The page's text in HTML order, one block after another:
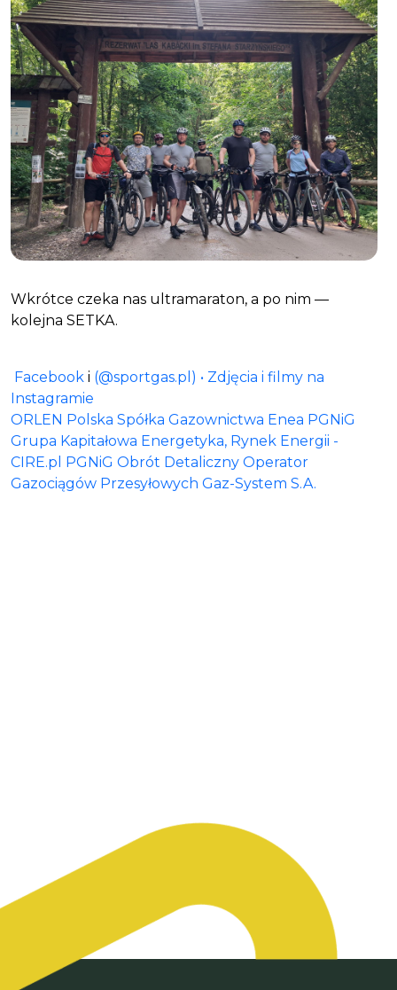
Wkrótce czeka nas ultramaraton, a po nim —
kolejna SETKA.
Facebook i (@sportgas.pl) • Zdjęcia i filmy na
Instagramie
ORLEN Polska Spółka Gazownictwa Enea PGNiG
Grupa Kapitałowa Energetyka, Rynek Energii -
CIRE.pl PGNiG Obrót Detaliczny Operator
Gazociągów Przesyłowych Gaz-System S.A.